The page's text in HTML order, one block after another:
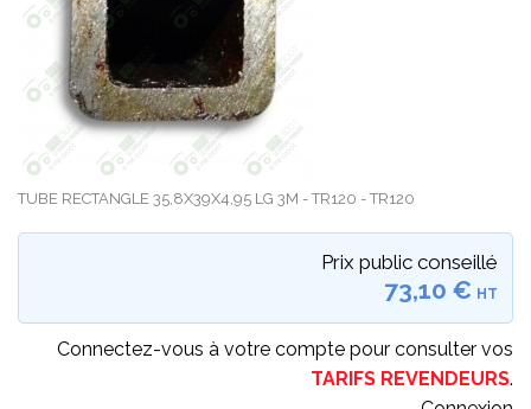
TUBE RECTANGLE 35,8X39X4,95 LG 3M - TR120 - TR120
Prix public conseillé
73,10 € HT
Connectez-vous à votre compte pour consulter vos
TARIFS REVENDEURS.